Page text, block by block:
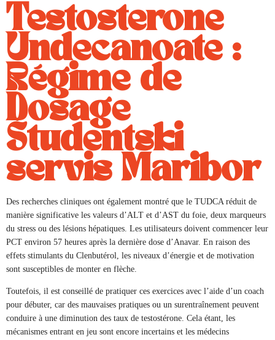
Testosterone
Undecanoate :
Régime de
Dosage
Študentski
servis Maribor
Des recherches cliniques ont également montré que le TUDCA réduit de
manière significative les valeurs d’ALT et d’AST du foie, deux marqueurs
du stress ou des lésions hépatiques. Les utilisateurs doivent commencer leur
PCT environ 57 heures après la dernière dose d’Anavar. En raison des
effets stimulants du Clenbutérol, les niveaux d’énergie et de motivation
sont susceptibles de monter en flèche.
Toutefois, il est conseillé de pratiquer ces exercices avec l’aide d’un coach
pour débuter, car des mauvaises pratiques ou un surentraînement peuvent
conduire à une diminution des taux de testostérone. Cela étant, les
mécanismes entrant en jeu sont encore incertains et les médecins